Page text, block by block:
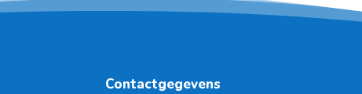
Contactgegevens